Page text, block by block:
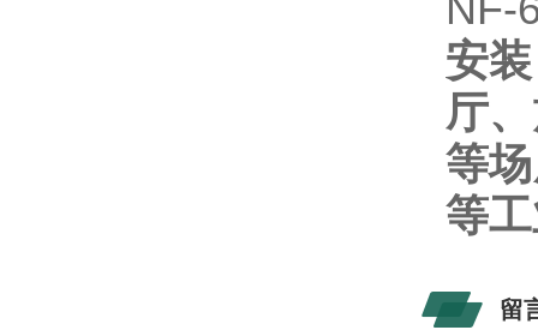
安
厅
等
等
留